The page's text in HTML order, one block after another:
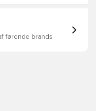
førende brands